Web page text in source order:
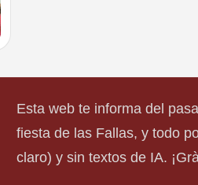
Esta web te informa del
fiesta de las Fallas, y todo
claro) y sin textos de IA.